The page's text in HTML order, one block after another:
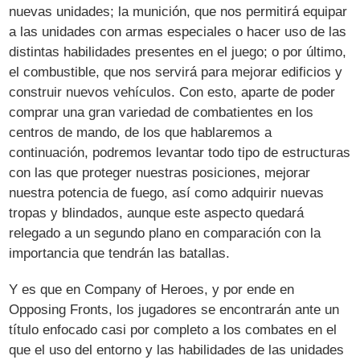
nuevas unidades; la munición, que nos permitirá equipar
a las unidades con armas especiales o hacer uso de las
distintas habilidades presentes en el juego; o por último,
el combustible, que nos servirá para mejorar edificios y
construir nuevos vehículos. Con esto, aparte de poder
comprar una gran variedad de combatientes en los
centros de mando, de los que hablaremos a
continuación, podremos levantar todo tipo de estructuras
con las que proteger nuestras posiciones, mejorar
nuestra potencia de fuego, así como adquirir nuevas
tropas y blindados, aunque este aspecto quedará
relegado a un segundo plano en comparación con la
importancia que tendrán las batallas.
Y es que en Company of Heroes, y por ende en
Opposing Fronts, los jugadores se encontrarán ante un
título enfocado casi por completo a los combates en el
que el uso del entorno y las habilidades de las unidades